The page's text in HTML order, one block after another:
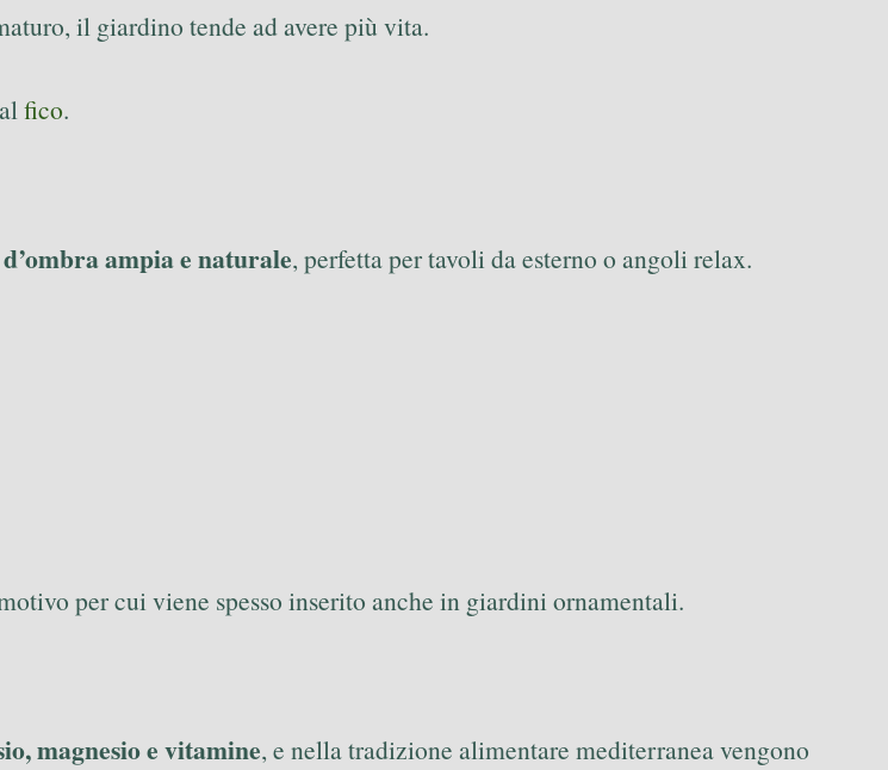
il giardino tende ad avere più vita.
fico.
ampia e naturale, perfetta per tavoli da esterno o angoli relax.
per cui viene spesso inserito anche in giardini ornamentali.
magnesio e vitamine, e nella tradizione alimentare mediterranea vengono